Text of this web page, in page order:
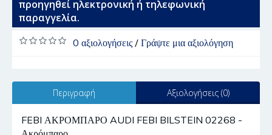
προηγηθεί ηλεκτρονική ή τηλεφωνική
παραγγελία.
0 αξιολογήσεις/ Γράψτε μια αξιολόγηση
Περιγραφή Αξιολογήσεις (0)
FEBI ΑΚΡΟΜΠΑΡΟ AUDI FEBI BILSTEIN 02268 -